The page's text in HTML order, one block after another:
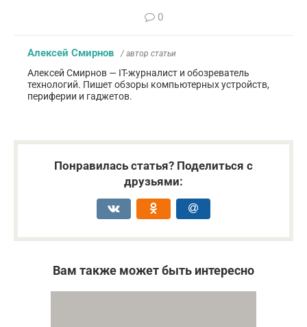
0
Алексей Смирнов / автор статьи
Алексей Смирнов — IT-журналист и обозреватель
технологий. Пишет обзоры компьютерных устройств,
периферии и гаджетов.
Понравилась статья? Поделиться с
друзьями:
Вам также может быть интересно